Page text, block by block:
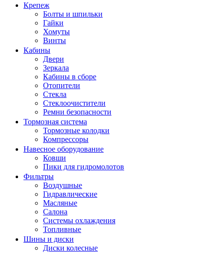
Крепеж
Болты и шпильки
Гайки
Хомуты
Винты
Кабины
Двери
Зеркала
Кабины в сборе
Отопители
Стекла
Стеклоочистители
Ремни безопасности
Тормозная система
Тормозные колодки
Компрессоры
Навесное оборудование
Ковши
Пики для гидромолотов
Фильтры
Воздушные
Гидравлические
Масляные
Салона
Системы охлаждения
Топливные
Шины и диски
Диски колесные